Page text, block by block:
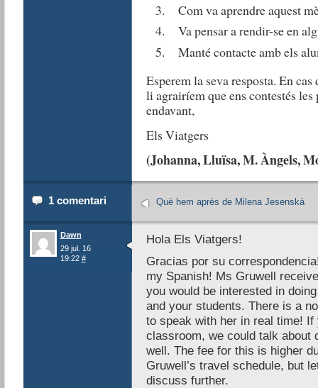
Com va aprendre aquest
Va pensar a rendir-se en
Manté contacte amb els
Esperem la seva resposta. En
li agrairíem que ens contestés
endavant,
Els Viatgers
(Johanna, Lluïsa, M. Àngels,
1 comentari Què hem après de Milena Jesenskà
Dawn
29 jul. 16
19:22 #
Hola Els Viatgers!
Gracias por su
my Spanish! Ms Gruwell
you would be interested in
and your students. There is a
to speak with her in real time!
classroom, we could talk about
well. The fee for this is higher
Gruwell’s travel schedule, but
discuss further.